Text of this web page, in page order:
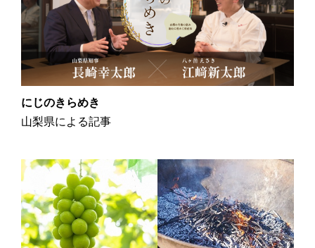
にじのきらめき
山梨県による記事